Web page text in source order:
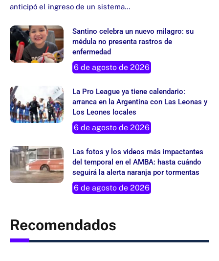
anticipó el ingreso de un sistema…
Santino celebra un nuevo milagro: su
médula no presenta rastros de
enfermedad
6 de agosto de 2026
La Pro League ya tiene calendario:
arranca en la Argentina con Las Leonas y
Los Leones locales
6 de agosto de 2026
Las fotos y los videos más impactantes
del temporal en el AMBA: hasta cuándo
seguirá la alerta naranja por tormentas
6 de agosto de 2026
Recomendados